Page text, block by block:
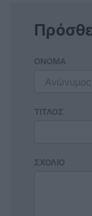
ΟΝΟΜΑ
ΤΙΤΛΟΣ
ΣΧΟΛΙΟ